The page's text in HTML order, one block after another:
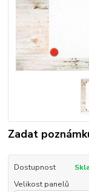
Zadat
Dostupnost
Velikost panelů